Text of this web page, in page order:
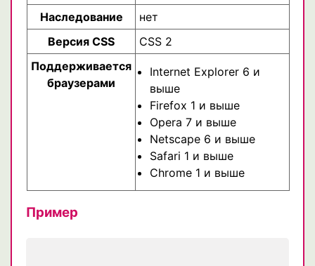
Наследование
нет
Версия CSS
CSS 2
Поддерживается
браузерами
Internet Explorer 6 и
выше
Firefox 1 и выше
Opera 7 и выше
Netscape 6 и выше
Safari 1 и выше
Chrome 1 и выше
Пример